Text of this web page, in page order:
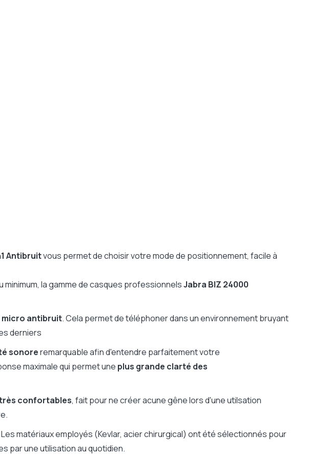
Antibruitvous permet de choisir votre mode de positionnement, facile à
la gamme de casques professionnelsJabra BIZ 24000
micro antibruit. Cela permet de téléphoner dans un environnement bruyant
derniers
sonoreremarquable afin d'entendre parfaitement votre
maximale qui permet une plus grande clarté des
confortables, fait pour ne créer acune gêne lors d'une utilsation
Les matériaux employés (Kevlar, acier chirurgical) ont été sélectionnés pour
par une utilisation au quotidien.